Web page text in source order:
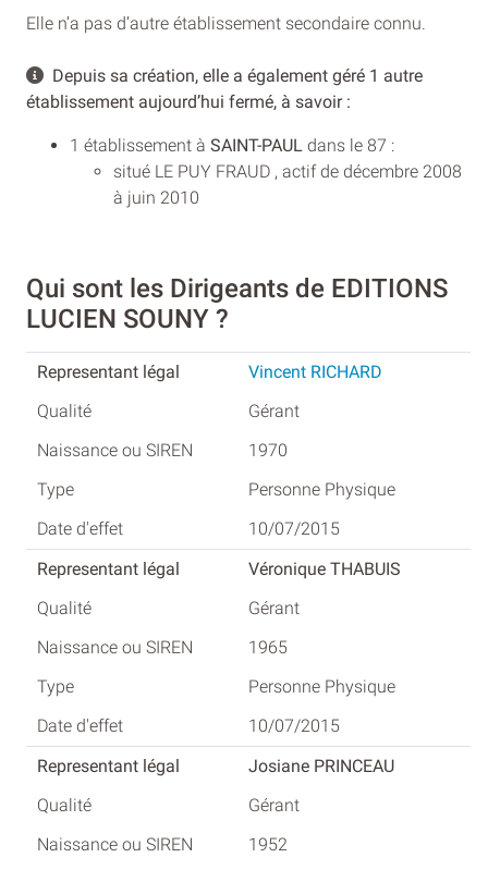
Elle n’a pas d’autre établissement secondaire connu.
Depuis sa création, elle a également géré 1 autre
établissement aujourd’hui fermé, à savoir :
1 établissement à SAINT-PAUL dans le 87 :
situé LE PUY FRAUD , actif de décembre 2008
à juin 2010
Qui sont les Dirigeants de EDITIONS
LUCIEN SOUNY ?
Vincent RICHARD
Gérant
1970
Personne Physique
10/07/2015
Véronique THABUIS
Gérant
1965
Personne Physique
10/07/2015
Josiane PRINCEAU
Gérant
1952